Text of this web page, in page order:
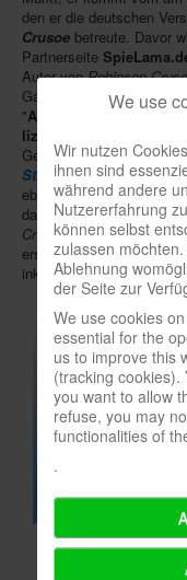
In eigener Sache-
Archivierte
den er die deutschen
Crusoe betreute. Davor
Partnerseite
Autor vonRobinson
Games. Neben
"Ameritrash
"-Spiele
lizenziert
Gepäck haben: eine
State(Foto), das in den
ebenfalls kartenbasierte
das Armee-Taktikspiel
Crusoe-FortsetzungFirst
erscheinen, dessen
inklusive einer
We use
Wir nutzen
ihnen sind
während andere
Nutzererfahrung
können selbst
zulassen
Ablehnung
der Seite zur
We use cookies
essential for the
us to improve this
(tracking
you want to allow
refuse, you may
functionalities of
.